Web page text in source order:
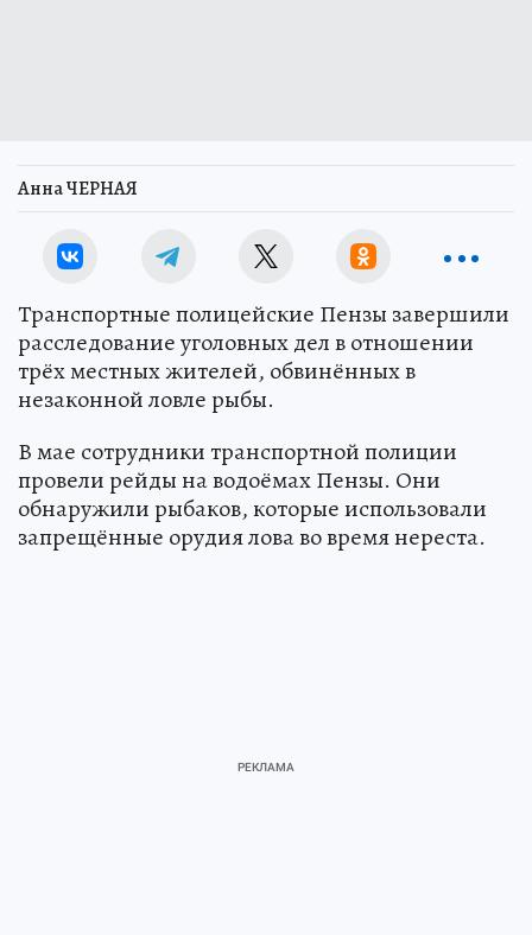
Анна ЧЕРНАЯ
Транспортные полицейские Пензы завершили
расследование уголовных дел в отношении
трёх местных жителей, обвинённых в
незаконной ловле рыбы.
В мае сотрудники транспортной полиции
провели рейды на водоёмах Пензы. Они
обнаружили рыбаков, которые использовали
запрещённые орудия лова во время нереста.